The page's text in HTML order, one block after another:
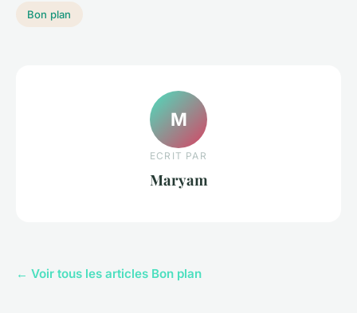
Bon plan
M
ECRIT PAR
Maryam
← Voir tous les articles Bon plan